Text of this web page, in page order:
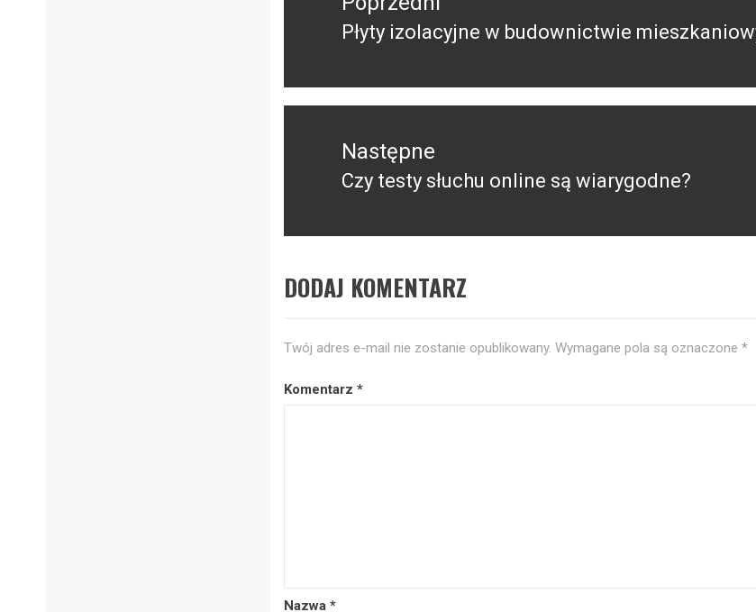
Poprzedni
Płyty izolacyjne w budownictwie
Następne
Następny
Czy testy słuchu online są wiarygodne?
DODAJ KOMENTARZ
Twój adres e-mail nie zostanie opublikowany. Wymagane pola są oznaczone *
Komentarz *
Nazwa *